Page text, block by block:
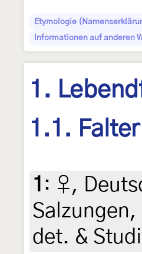
Etymologie
Informationen auf anderen
1.
1.1. Falter
1 : ♀,
det. &